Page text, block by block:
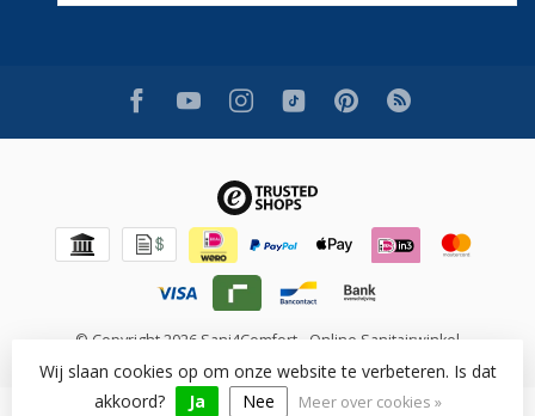
© Copyright 2026 Sani4Comfort - Online Sanitairwinkel
Beoordeling op [review_system] voor [shop_name]: [rating]/10
Wij slaan cookies op om onze website te verbeteren. Is dat
akkoord?
Ja Nee Meer over cookies »